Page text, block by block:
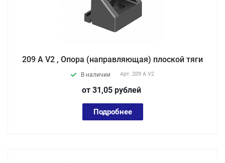
209 A V2 , Опора (направляющая) плоской тяги
В наличии Арт. 209 A V2
от 31,05 рублей
Подробнее